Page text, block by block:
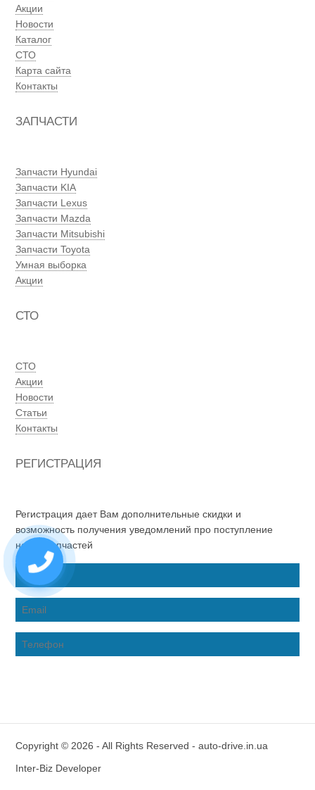
Акции
Новости
Каталог
СТО
Карта сайта
Контакты
ЗАПЧАСТИ
Запчасти Hyundai
Запчасти KIA
Запчасти Lexus
Запчасти Mazda
Запчасти Mitsubishi
Запчасти Toyota
Умная выборка
Акции
СТО
СТО
Акции
Новости
Статьи
Контакты
РЕГИСТРАЦИЯ
Регистрация дает Вам дополнительные скидки и
возможность получения уведомлений про поступление
новых запчастей
Copyright © 2026 - All Rights Reserved - auto-drive.in.ua
Inter-Biz Developer